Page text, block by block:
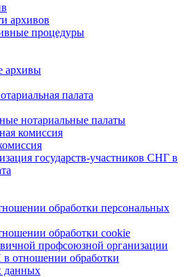
архивов
процедуры
архивы
палата
нотариальные палаты
комиссия
государств-участников СНГ в
обработки персональных
обработки cookie
профсоюзной организации
отношении обработки
данных